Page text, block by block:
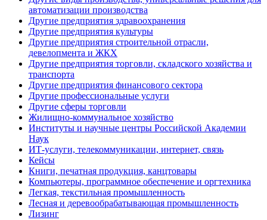
автоматизации производства
Другие предприятия здравоохранения
Другие предприятия культуры
Другие предприятия строительной отрасли,
девелопмента и ЖКХ
Другие предприятия торговли, складского хозяйства и
транспорта
Другие предприятия финансового сектора
Другие профессиональные услуги
Другие сферы торговли
Жилищно-коммунальное хозяйство
Институты и научные центры Российской Академии
Наук
ИТ-услуги, телекоммуникации, интернет, связь
Кейсы
Книги, печатная продукция, канцтовары
Компьютеры, программное обеспечение и оргтехника
Легкая, текстильная промышленность
Лесная и деревообрабатывающая промышленность
Лизинг